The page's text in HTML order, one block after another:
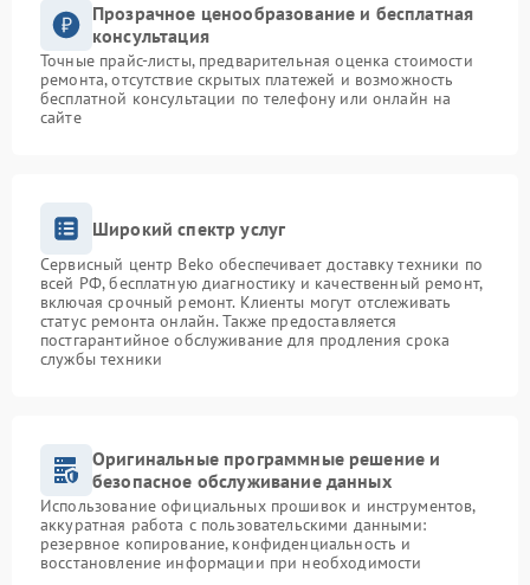
Прозрачное ценообразование и бесплатная
консультация
Точные прайс-листы, предварительная оценка стоимости
ремонта, отсутствие скрытых платежей и возможность
бесплатной консультации по телефону или онлайн на
сайте
Широкий спектр услуг
Сервисный центр Beko обеспечивает доставку техники по
всей РФ, бесплатную диагностику и качественный ремонт,
включая срочный ремонт. Клиенты могут отслеживать
статус ремонта онлайн. Также предоставляется
постгарантийное обслуживание для продления срока
службы техники
Оригинальные программные решение и
безопасное обслуживание данных
Использование официальных прошивок и инструментов,
аккуратная работа с пользовательскими данными:
резервное копирование, конфиденциальность и
восстановление информации при необходимости